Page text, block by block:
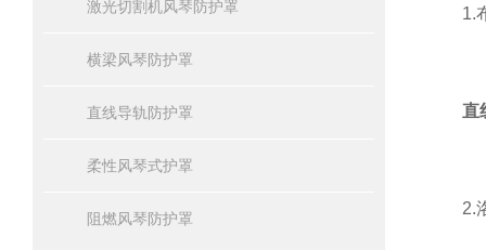
激光切割机风琴防护罩
横梁风琴防护罩
直线导轨防护罩
柔性风琴式护罩
阻燃风琴防护罩
1.布
直
2.洛